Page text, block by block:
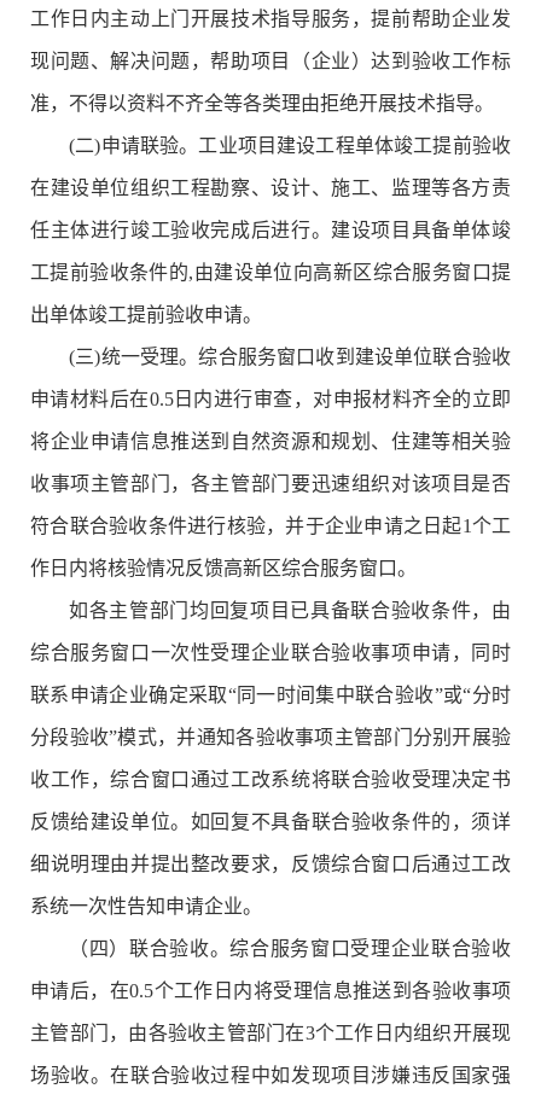
工作日内主动上门开展技术指导服务，提前帮助企业发
现问题、解决问题，帮助项目（企业）达到验收工作标
准，不得以资料不齐全等各类理由拒绝开展技术指导。
(二)申请联验。工业项目建设工程单体竣工提前验收
在建设单位组织工程勘察、设计、施工、监理等各方责
任主体进行竣工验收完成后进行。建设项目具备单体竣
工提前验收条件的,由建设单位向高新区综合服务窗口提
出单体竣工提前验收申请。
(三)统一受理。综合服务窗口收到建设单位联合验收
申请材料后在0.5日内进行审查，对申报材料齐全的立即
将企业申请信息推送到自然资源和规划、住建等相关验
收事项主管部门，各主管部门要迅速组织对该项目是否
符合联合验收条件进行核验，并于企业申请之日起1个工
作日内将核验情况反馈高新区综合服务窗口。
如各主管部门均回复项目已具备联合验收条件，由
综合服务窗口一次性受理企业联合验收事项申请，同时
联系申请企业确定采取“同一时间集中联合验收”或“分时
分段验收”模式，并通知各验收事项主管部门分别开展验
收工作，综合窗口通过工改系统将联合验收受理决定书
反馈给建设单位。如回复不具备联合验收条件的，须详
细说明理由并提出整改要求，反馈综合窗口后通过工改
系统一次性告知申请企业。
（四）联合验收。综合服务窗口受理企业联合验收
申请后，在0.5个工作日内将受理信息推送到各验收事项
主管部门，由各验收主管部门在3个工作日内组织开展现
场验收。在联合验收过程中如发现项目涉嫌违反国家强